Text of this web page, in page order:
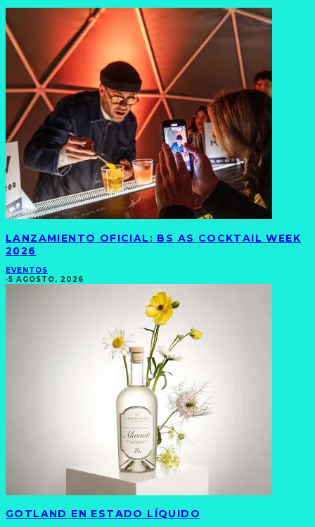
LANZAMIENTO OFICIAL: BS AS COCKTAIL WEEK
2026
EVENTOS
·5 AGOSTO, 2026
GOTLAND EN ESTADO LÍQUIDO